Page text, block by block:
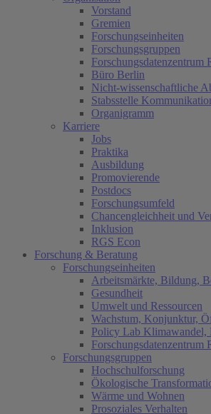
Vorstand
Gremien
Forschungseinheiten
Forschungsgruppen
Forschungsdatenzentrum
Büro Berlin
Nicht-wissenschaftliche
Stabsstelle
Organigramm
Karriere
Jobs
Praktika
Ausbildung
Promovierende
Postdocs
Forschungsumfeld
Chancengleichheit und
Inklusion
RGS Econ
Forschung & Beratung
Forschungseinheiten
Arbeitsmärkte, Bildung,
Gesundheit
Umwelt und Ressourcen
Wachstum, Konjunktur,
Policy Lab
Forschungsdatenzentrum
Forschungsgruppen
Hochschulforschung
Ökologische
Wärme und Wohnen
Prosoziales Verhalten